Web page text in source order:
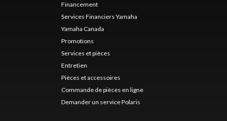
Financement
Services Financiers Yamaha
Yamaha Canada
Promotions
Services et pièces
Entretien
Pièces et accessoires
Commande de pièces en ligne
Demander un service Polaris